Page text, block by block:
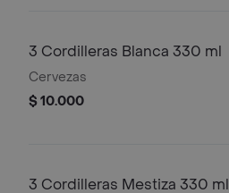
3 Cordilleras Blanca 330 ml
Cervezas
$ 10.000
3 Cordilleras Mestiza 330 ml